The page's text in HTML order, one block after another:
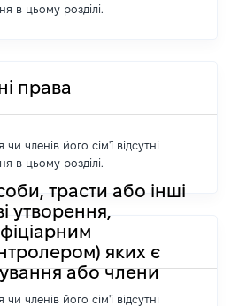
в цьому розділі.
права
членів його сім'ї відсутні
в цьому розділі.
трасти або інші
утворення,
яких є
або члени
членів його сім'ї відсутні